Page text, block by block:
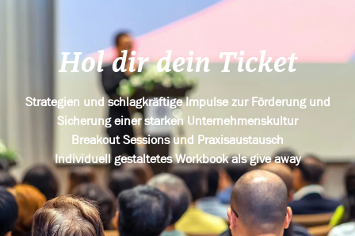
Hol dir dein Ticket
Strategien und schlagkräftige Impulse zur Förderung und
Sicherung einer starken Unternehmenskultur
Breakout Sessions und Praxisaustausch
Individuell gestaltetes Workbook als give away